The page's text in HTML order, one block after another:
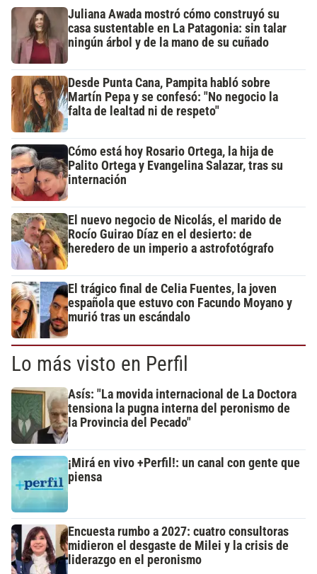
Juliana Awada mostró cómo construyó su
casa sustentable en La Patagonia: sin talar
ningún árbol y de la mano de su cuñado
Desde Punta Cana, Pampita habló sobre
Martín Pepa y se confesó: "No negocio la
falta de lealtad ni de respeto"
Cómo está hoy Rosario Ortega, la hija de
Palito Ortega y Evangelina Salazar, tras su
internación
El nuevo negocio de Nicolás, el marido de
Rocío Guirao Díaz en el desierto: de
heredero de un imperio a astrofotógrafo
El trágico final de Celia Fuentes, la joven
española que estuvo con Facundo Moyano y
murió tras un escándalo
Lo más visto en Perfil
Asís: "La movida internacional de La Doctora
tensiona la pugna interna del peronismo de
la Provincia del Pecado"
¡Mirá en vivo +Perfil!: un canal con gente que
piensa
Encuesta rumbo a 2027: cuatro consultoras
midieron el desgaste de Milei y la crisis de
liderazgo en el peronismo